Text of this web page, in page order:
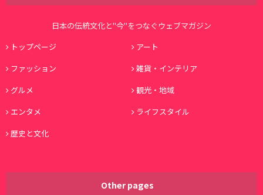
日本の伝統文化と"今"をつなぐウェブマガジン
トップページ
アート
ファッション
雑貨・インテリア
グルメ
観光・地域
エンタメ
ライフスタイル
歴史と文化
Other pages